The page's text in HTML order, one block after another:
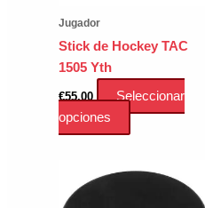
Jugador
Stick de Hockey TAC
1505 Yth
€55.00
Seleccionar
opciones
Este
producto
múltiples